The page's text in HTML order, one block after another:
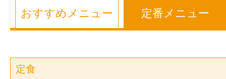
おすすめメニュー 定番メニュー
定食